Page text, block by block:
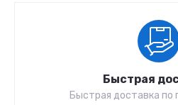
Быстрая
Быстрая доставка по